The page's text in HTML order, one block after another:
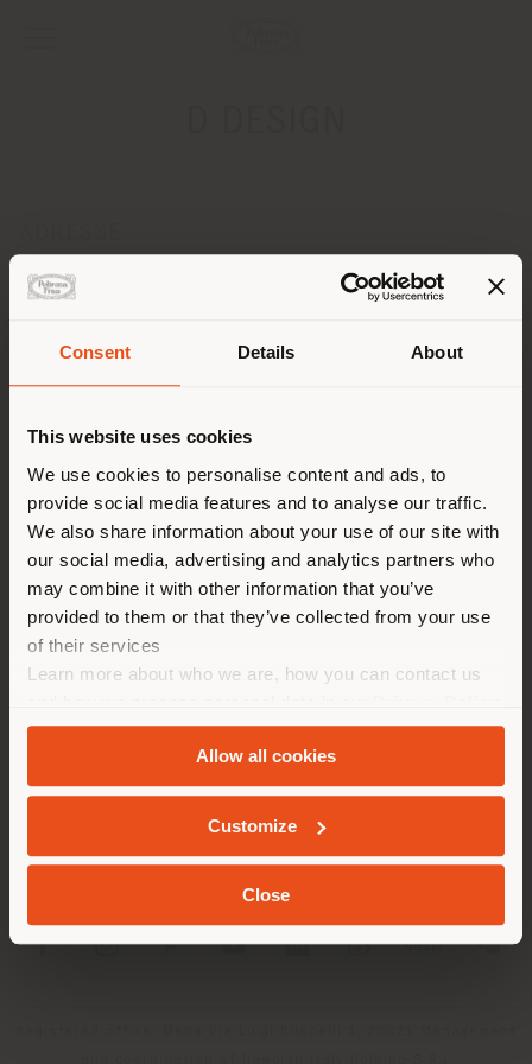
Consent Details About
This website uses cookies
We use cookies to personalise content and ads, to
provide social media features and to analyse our traffic.
We also share information about your use of our site with
our social media, advertising and analytics partners who
may combine it with other information that you’ve
provided to them or that they’ve collected from your use
of their services
Learn more about who we are, how you can contact us
andCookie Policy.
Allow all cookies
Customize
Close
24, PLACE ST. CLAIRE
ANNECY 74000
KONTAKTE
Telefon 04 50 51 24 24
EINEN TERMIN ANFRAGEN
Sie browsen in einem anderen
Land als Ihrem Standort. Wir
empfehlen Ihnen, sich richtig
zu orientieren, um Einkäufe
tätigen zu können. (us)
GEOLOKALISIERT
UNTERNEHMEN
PRODUKTLINIEN
INFO & DIENSTLEISTUNGEN